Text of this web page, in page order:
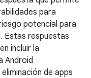
para
potencial para
Estas respuestas
incluir la
Android
de apps